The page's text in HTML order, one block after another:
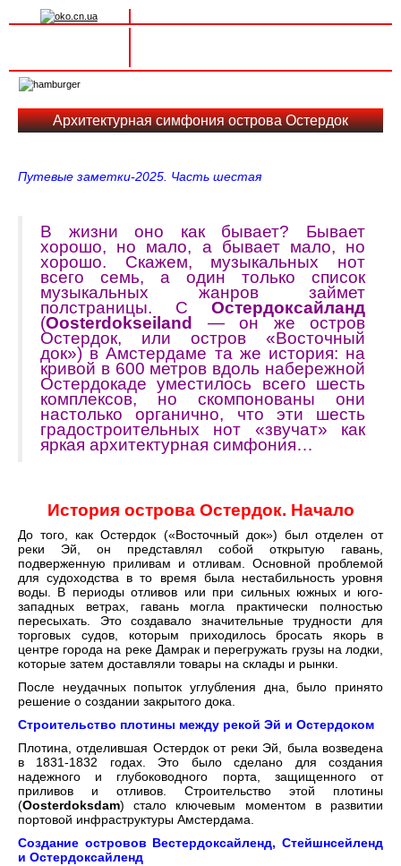
navigation
Архитектурная симфония острова Остердок
Путевые заметки-2025. Часть шестая
В жизни оно как бывает? Бывает
хорошо, но мало, а бывает мало, но
хорошо. Скажем, музыкальных нот
всего семь, а один только список
музыкальных жанров займет
полстраницы. С Остердоксайланд
(Oosterdokseiland — он же остров
Остердок, или остров «Восточный
док») в Амстердаме та же история: на
кривой в 600 метров вдоль набережной
Остердокаде уместилось всего шесть
комплексов, но скомпонованы они
настолько органично, что эти шесть
градостроительных нот «звучат» как
яркая архитектурная симфония…
История острова Остердок. Начало
До того, как Остердок («Восточный док») был отделен от
реки Эй, он представлял собой открытую гавань,
подверженную приливам и отливам. Основной проблемой
для судоходства в то время была нестабильность уровня
воды. В периоды отливов или при сильных южных и юго-
западных ветрах, гавань могла практически полностью
пересыхать. Это создавало значительные трудности для
торговых судов, которым приходилось бросать якорь в
центре города на реке Дамрак и перегружать грузы на лодки,
которые затем доставляли товары на склады и рынки.
После неудачных попыток углубления дна, было принято
решение о создании закрытого дока.
Строительство плотины между рекой Эй и Остердоком
Плотина, отделившая Остердок от реки Эй, была возведена
в 1831-1832 годах. Это было сделано для создания
надежного и глубоководного порта, защищенного от
приливов и отливов. Строительство этой плотины
(Oosterdoksdam) стало ключевым моментом в развитии
портовой инфраструктуры Амстердама.
Создание островов Вестердоксайленд, Стейшнсейленд
и Остердоксайленд